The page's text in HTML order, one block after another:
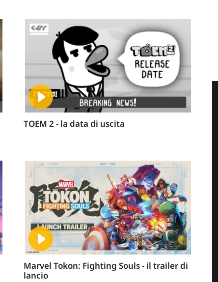
TOEM 2 - la data di uscita
Marvel Tokon: Fighting Souls - il trailer di
lancio